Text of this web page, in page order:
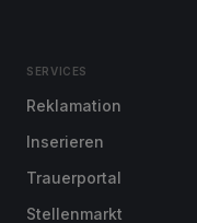
SERVICES
Reklamation
Inserieren
Trauerportal
Stellenmarkt